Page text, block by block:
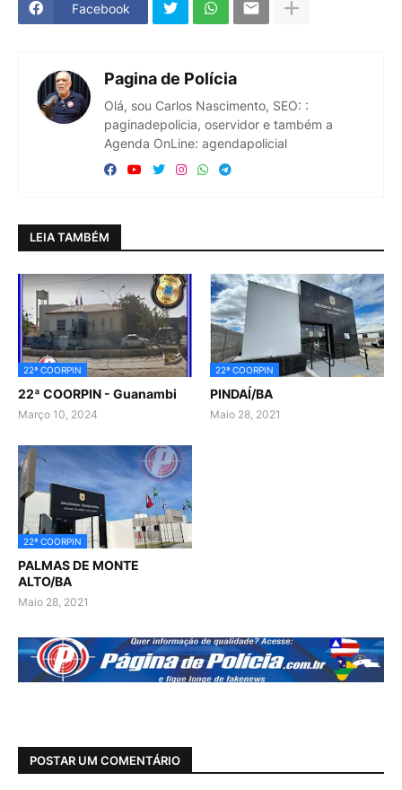
Facebook
Pagina de Polícia
Olá, sou Carlos Nascimento, SEO: :
paginadepolicia, oservidor e também a
Agenda OnLine: agendapolicial
LEIA TAMBÉM
22ª COORPIN
22ª COORPIN - Guanambi
Março 10, 2024
22ª COORPIN
PINDAÍ/BA
Maio 28, 2021
22ª COORPIN
PALMAS DE MONTE
ALTO/BA
Maio 28, 2021
POSTAR UM COMENTÁRIO